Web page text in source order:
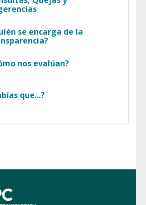
se encarga de la
nos evalúan?
que...?